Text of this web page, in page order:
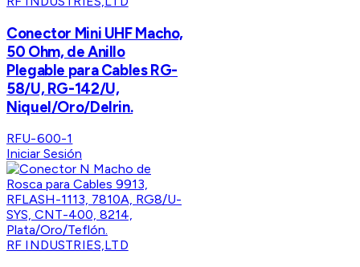
Conector Mini UHF Macho,
50 Ohm, de Anillo
Plegable para Cables RG-
58/U, RG-142/U,
Niquel/Oro/Delrin.
RFU-600-1
Iniciar Sesión
RF INDUSTRIES,LTD